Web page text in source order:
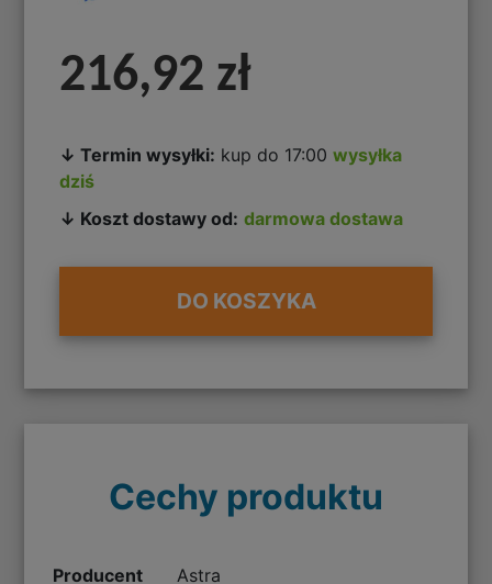
216,92 zł
↓ Termin wysyłki: kup do 17:00wysyłka
dziś
↓ Koszt dostawy od: darmowa dostawa
DO KOSZYKA
Cechy produktu
Producent Astra